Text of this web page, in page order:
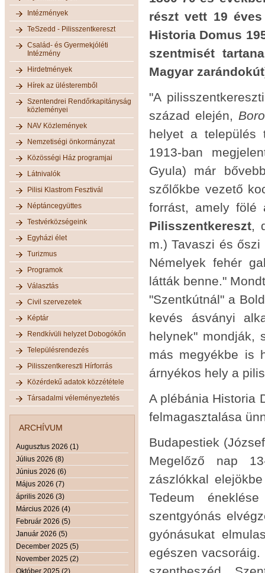
Intézmények
TeSzedd - Pilisszentkereszt
Család- és Gyermekjóléti
Intézmény
Hirdetmények
Hírek az ülésteremből
Szentendrei Rendőrkapitányság
közleményei
NAV Közlemények
Nemzetiségi önkormányzat
Közösségi Ház programjai
Látnivalók
Pilisi Klastrom Fesztivál
Néptáncegyüttes
Testvérközségeink
Egyházi élet
Turizmus
Programok
Választás
Civil szervezetek
Képtár
Rendkívüli helyzet Dobogókőn
Településrendezés
Pilisszentkereszti Hírforrás
Közérdekű adatok közzététele
Társadalmi véleményeztetés
ARCHÍVUM
Augusztus 2026 (1)
Július 2026 (8)
Június 2026 (6)
Május 2026 (7)
április 2026 (3)
Március 2026 (4)
Február 2026 (5)
Január 2026 (5)
December 2025 (5)
November 2025 (2)
Október 2025 (2)
részt vett 19
Historia Domus
szentmisét
Magyar
"A
század elején,
helyet a település
1913-ban
Gyula) már
szőlőkbe vezető
forrást, amely fölé
Pilisszentkereszt ,
m.) Tavaszi és
Némelyek fehér
látták benne."
"Szentkútnál" a
kevés ásványi
helynek" mondják,
más megyékbe is
árnyékos hely a
A plébánia Historia
felmagasztalása
Budapestiek
Megelőző nap
zászlókkal
Tedeum
szentgyónás
gyónásukat
egészen